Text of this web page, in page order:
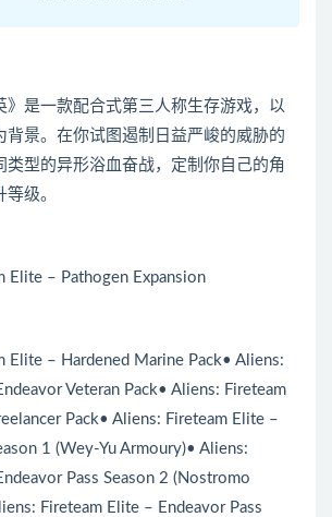
》是一款配合式第三人称生存游戏，以
背景。在你试图遏制日益严峻的威胁的
类型的异形浴血奋战，定制你自己的角
级。
Elite – Pathogen Expansion
Elite – Hardened Marine Pack• Aliens:
Veteran Pack• Aliens: Fireteam
Pack• Aliens: Fireteam Elite –
1 (Wey-Yu Armoury)• Aliens:
Pass Season 2 (Nostromo
Fireteam Elite – Endeavor Pass